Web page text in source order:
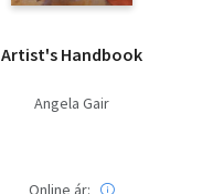
Artist's Handbook
Angela Gair
Online ár: